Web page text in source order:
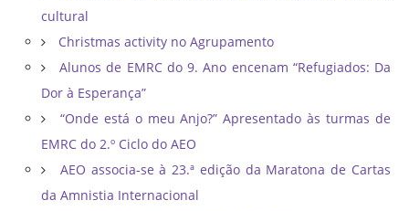
cultural
Christmas activity no Agrupamento
Alunos de EMRC do 9. Ano encenam “Refugiados: Da
Dor à Esperança”
“Onde está o meu Anjo?” Apresentado às turmas de
EMRC do 2.º Ciclo do AEO
AEO associa-se à 23.ª edição da Maratona de Cartas
da Amnistia Internacional